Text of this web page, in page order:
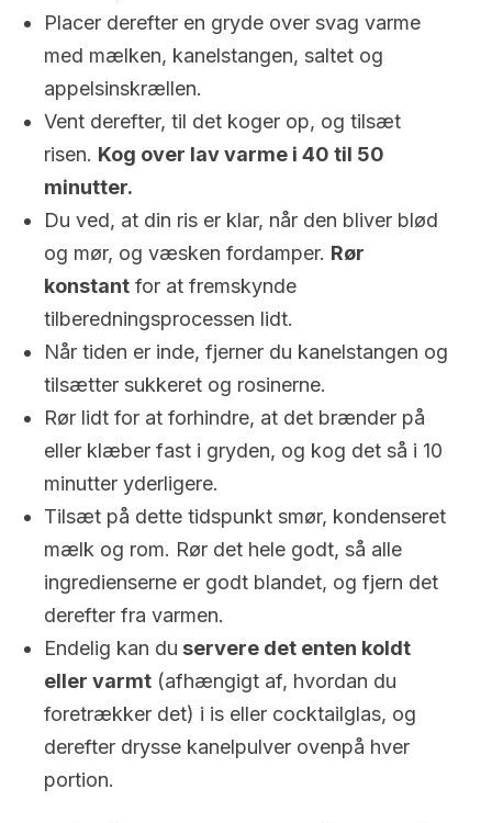
Placer derefter en gryde over svag varme
med mælken, kanelstangen, saltet og
appelsinskrællen.
Vent derefter, til det koger op, og tilsæt
risen. Kog over lav varme i 40 til 50
minutter.
Du ved, at din ris er klar, når den bliver blød
og mør, og væsken fordamper. Rør
konstant for at fremskynde
tilberedningsprocessen lidt.
Når tiden er inde, fjerner du kanelstangen og
tilsætter sukkeret og rosinerne.
Rør lidt for at forhindre, at det brænder på
eller klæber fast i gryden, og kog det så i 10
minutter yderligere.
Tilsæt på dette tidspunkt smør, kondenseret
mælk og rom. Rør det hele godt, så alle
ingredienserne er godt blandet, og fjern det
derefter fra varmen.
Endelig kan du servere det enten koldt
eller varmt (afhængigt af, hvordan du
foretrækker det) i is eller cocktailglas, og
derefter drysse kanelpulver ovenpå hver
portion.